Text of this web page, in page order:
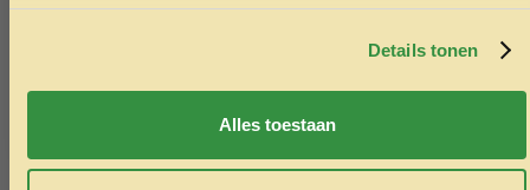
Details tonen
Alles toestaan
Door je in te schrijven ga je akkoord met het ontvangen van